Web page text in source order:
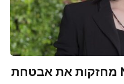
TrendAI ו-NVIDIA מחזקות את אבטחת